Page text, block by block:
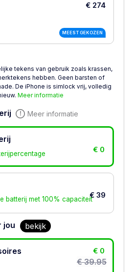
MEEST GEKOZEN
€ 274
tekens van gebruik zoals krassen,
hebben. Geen barsten of
De iPhone is simlock vrij, volledig
Meer informatie
Meer informatie
€ 0
€ 39
batterij met 100% capaciteit
jou bekijk
€ 0
€ 39.95